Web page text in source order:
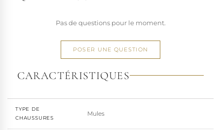
Pas de questions pour le moment.
POSER UNE QUESTION
CARACTÉRISTIQUES
TYPE DE
CHAUSSURES
Mules